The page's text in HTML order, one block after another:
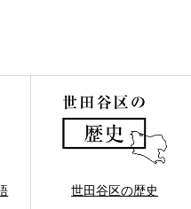
世田谷区の歴史